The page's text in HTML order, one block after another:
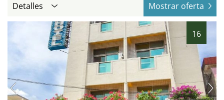
Detalles Mostrar oferta
16